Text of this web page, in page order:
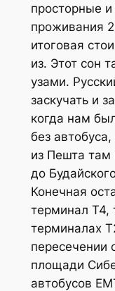
просторные
проживания
итоговая
из. Этот сон
узами.
заскучать и
когда нам
без
из Пешта там
до
Конечная
терминал Т4,
терминалах
пересечении
площади
автобусов